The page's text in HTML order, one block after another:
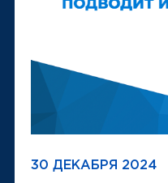
30 ДЕКАБРЯ 2024